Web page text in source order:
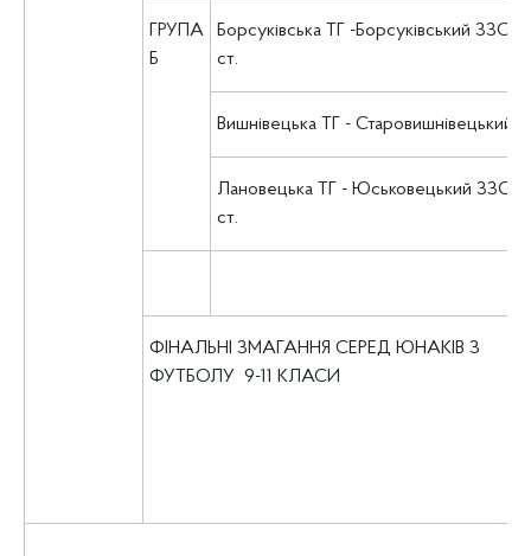
ГРУПА
Б
Борсуківська ТГ -Борсуківський ЗЗСО І-
ст.
Вишнівецька ТГ - Старовишнівецький
Лановецька ТГ - Юськовецький ЗЗСО І-
ст.
ФІНАЛЬНІ ЗМАГАННЯ СЕРЕД ЮНАКІВ З
ФУТБОЛУ 9-11 КЛАСИ